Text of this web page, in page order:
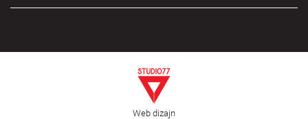
Rent a car Beograd Royal
EDePro
Web dizajn